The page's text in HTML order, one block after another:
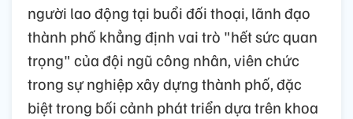
người lao động tại buổi đối thoại, lãnh đạo
thành phố khẳng định vai trò "hết sức quan
trọng" của đội ngũ công nhân, viên chức
trong sự nghiệp xây dựng thành phố, đặc
biệt trong bối cảnh phát triển dựa trên khoa